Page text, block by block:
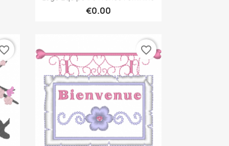
€0.00
favorite_border